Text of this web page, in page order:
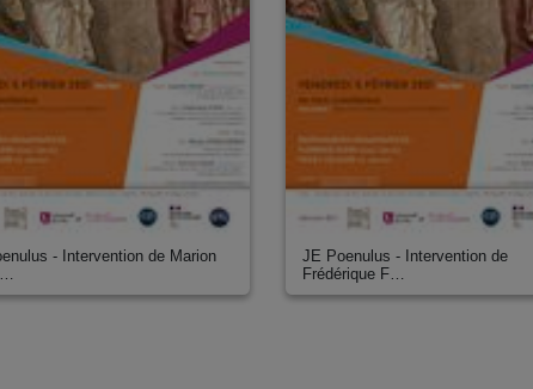
- Intervention de Marion
JE Poenulus - Intervention de
Frédérique F…